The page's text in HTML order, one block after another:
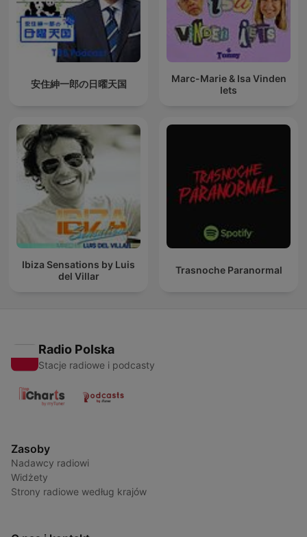
安住紳一郎の日曜天国
Marc-Marie & Isa Vinden
Iets
Ibiza Sensations by Luis
del Villar
Trasnoche Paranormal
Radio Polska
Stacje radiowe i podcasty
Zasoby
Nadawcy radiowi
Widżety
Strony radiowe według krajów